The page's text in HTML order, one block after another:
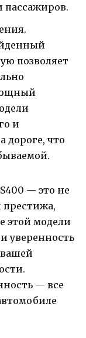
пассажиров.
позволяет
и
дороге, что
— это не
престижа,
этой модели
уверенность
вашей
— все